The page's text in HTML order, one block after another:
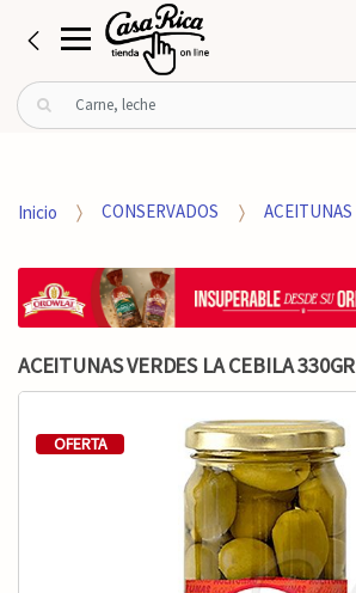
B
u
r
o
Inicio CONSERVADOS ACEITUNAS
ACEITUNAS VERDES LA CEBILA 330GR
OFERTA